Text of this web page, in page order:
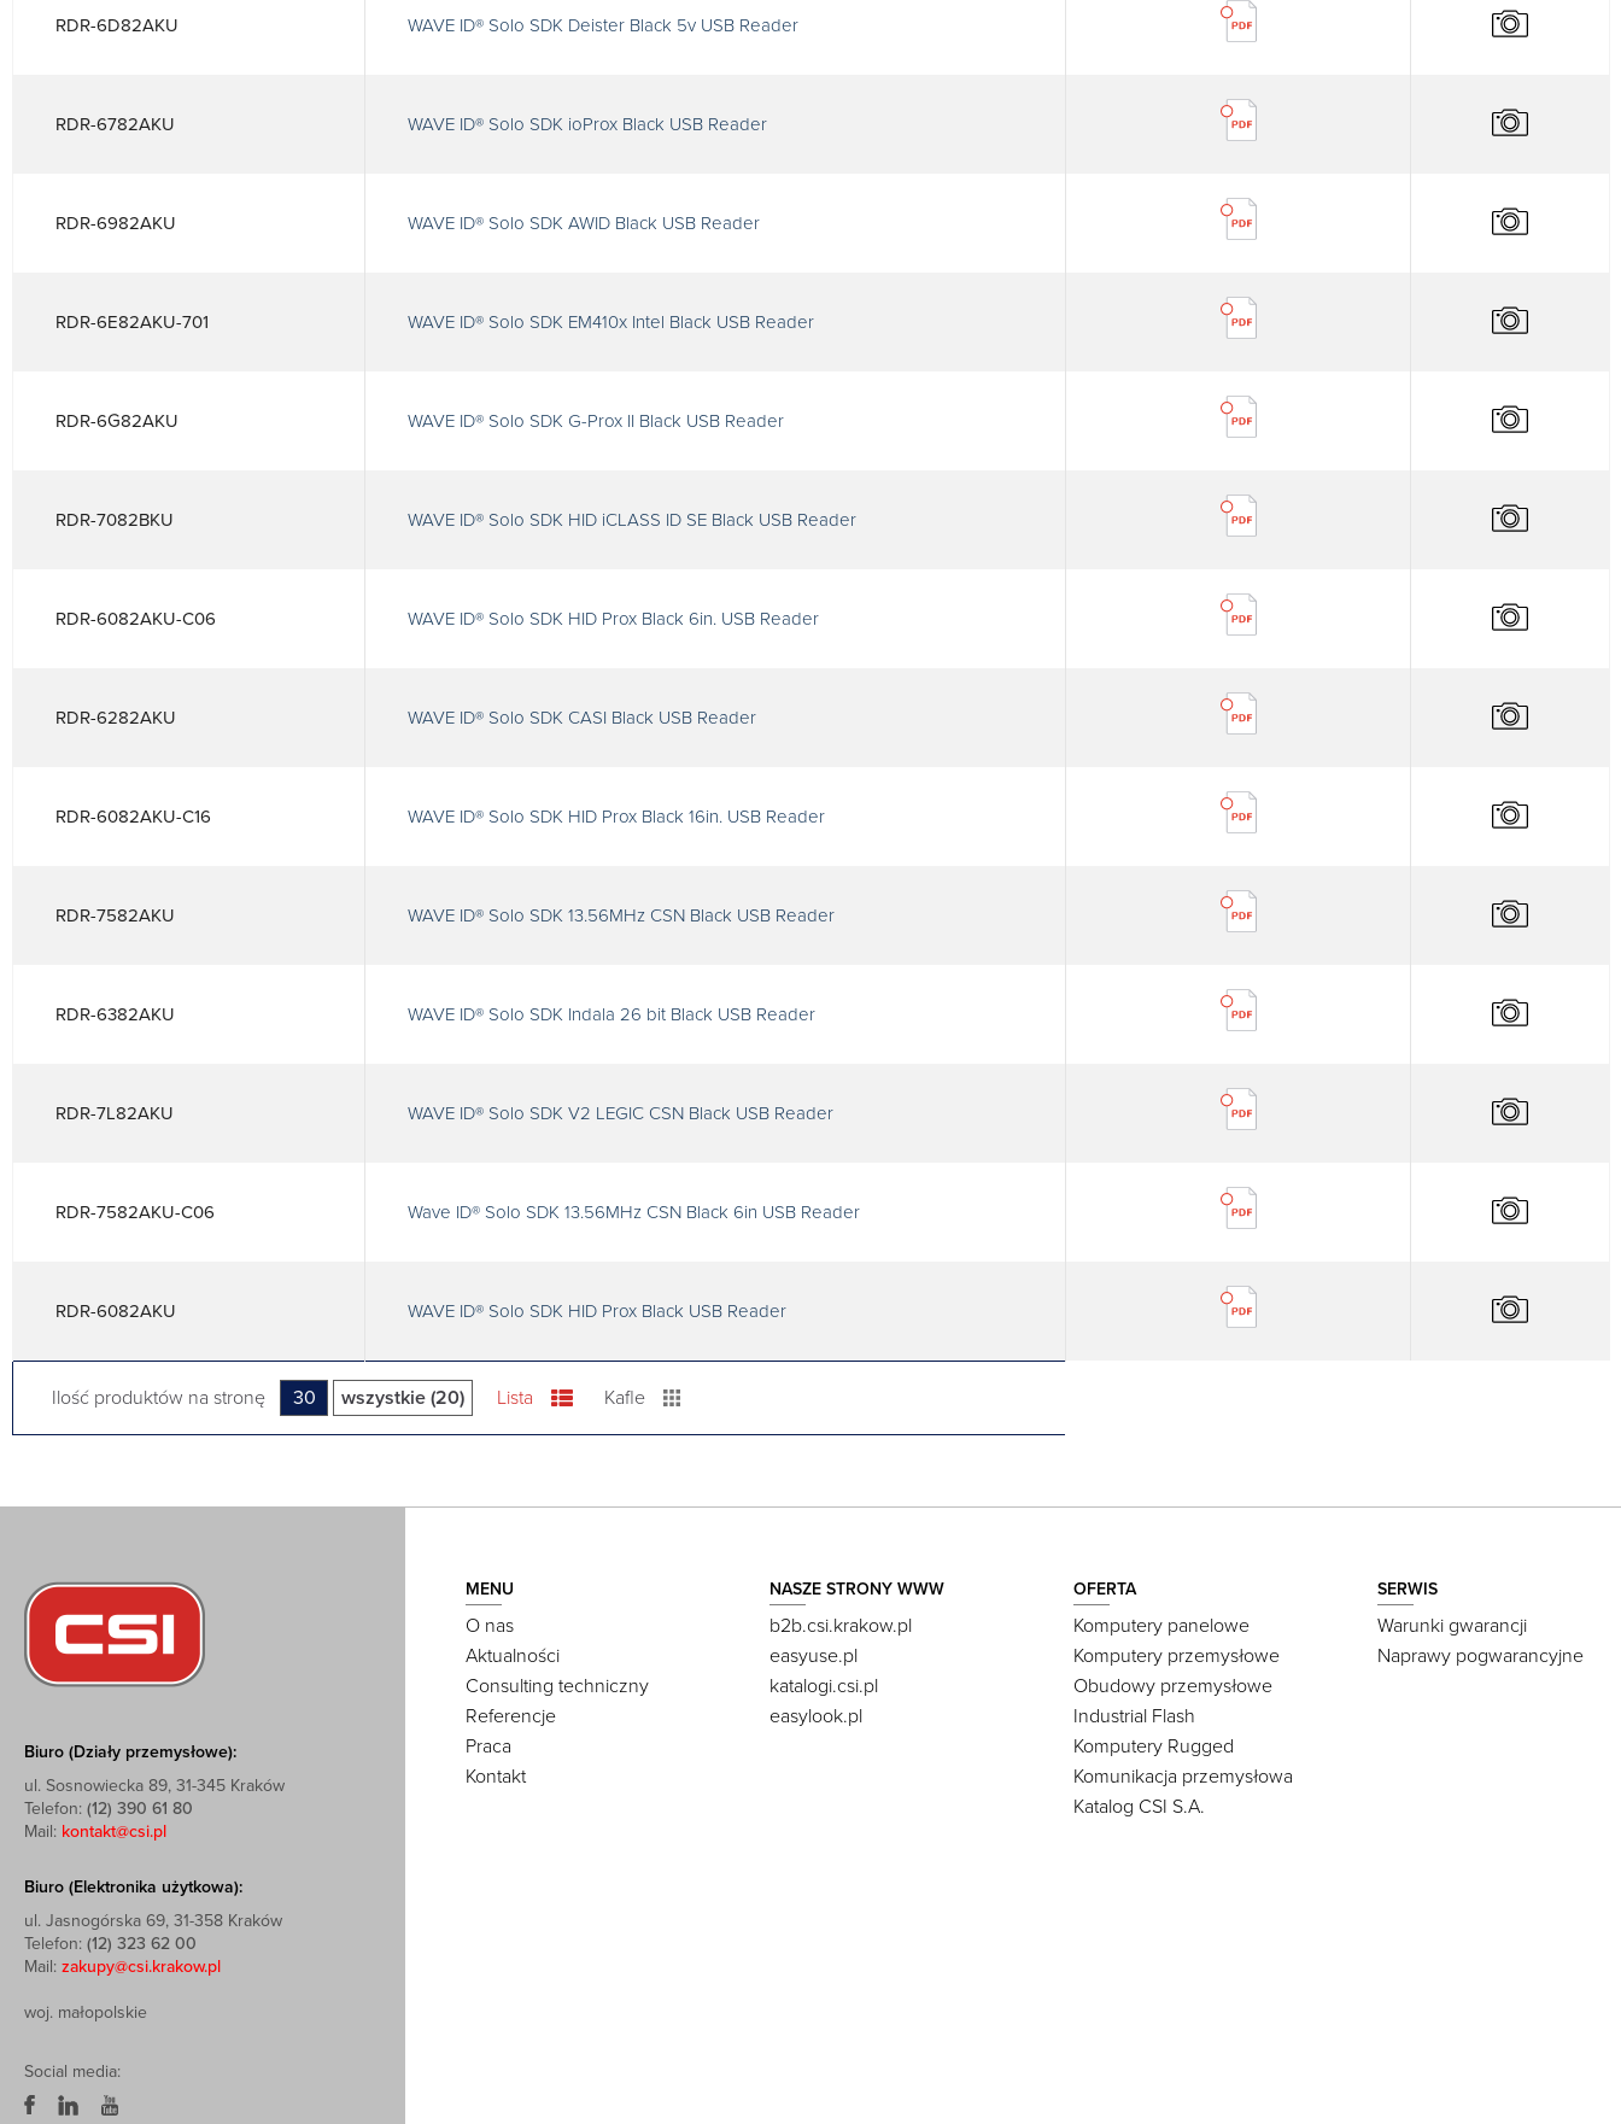
RDR-6D82AKU WAVE ID® Solo SDK Deister Black 5v USB Reader
RDR-6782AKU WAVE ID® Solo SDK ioProx Black USB Reader
RDR-6982AKU WAVE ID® Solo SDK AWID Black USB Reader
RDR-6E82AKU-701 WAVE ID® Solo SDK EM410x Intel Black USB Reader
RDR-6G82AKU WAVE ID® Solo SDK G-Prox II Black USB Reader
RDR-7082BKU WAVE ID® Solo SDK HID iCLASS ID SE Black USB Reader
RDR-6082AKU-C06 WAVE ID® Solo SDK HID Prox Black 6in. USB Reader
RDR-6282AKU WAVE ID® Solo SDK CASI Black USB Reader
RDR-6082AKU-C16 WAVE ID® Solo SDK HID Prox Black 16in. USB Reader
RDR-7582AKU WAVE ID® Solo SDK 13.56MHz CSN Black USB Reader
RDR-6382AKU WAVE ID® Solo SDK Indala 26 bit Black USB Reader
RDR-7L82AKU WAVE ID® Solo SDK V2 LEGIC CSN Black USB Reader
RDR-7582AKU-C06 Wave ID® Solo SDK 13.56MHz CSN Black 6in USB Reader
RDR-6082AKU WAVE ID® Solo SDK HID Prox Black USB Reader
Ilość produktów na stronę 30 wszystkie (20) Lista Kafle
Biuro (Działy przemysłowe):
ul. Sosnowiecka 89, 31-345 Kraków
Telefon: (12) 390 61 80
Mail: kontakt@csi.pl
Biuro (Elektronika użytkowa):
ul. Jasnogórska 69, 31-358 Kraków
Telefon: (12) 323 62 00
Mail: zakupy@csi.krakow.pl
woj. małopolskie
Social media:
MENU
O nas
Aktualności
Consulting techniczny
Referencje
Praca
Kontakt
NASZE STRONY WWW
b2b.csi.krakow.pl
easyuse.pl
katalogi.csi.pl
easylook.pl
OFERTA
Komputery panelowe
Komputery przemysłowe
Obudowy przemysłowe
Industrial Flash
Komputery Rugged
Komunikacja przemysłowa
Katalog CSI S.A.
SERWIS
Warunki gwarancji
Naprawy pogwarancyjne